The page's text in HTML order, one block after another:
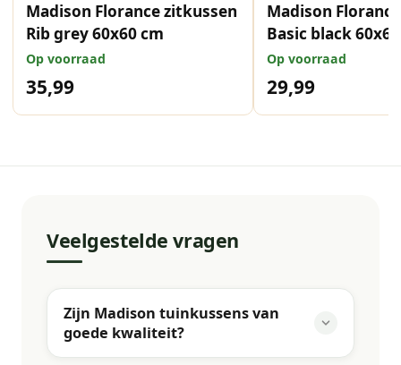
Madison Florance zitkussen
Rib grey 60x60 cm
Op voorraad
35,99
Madison
Basic black
Op voorraad
29,99
Veelgestelde vragen
Zijn Madison tuinkussens van
goede kwaliteit?